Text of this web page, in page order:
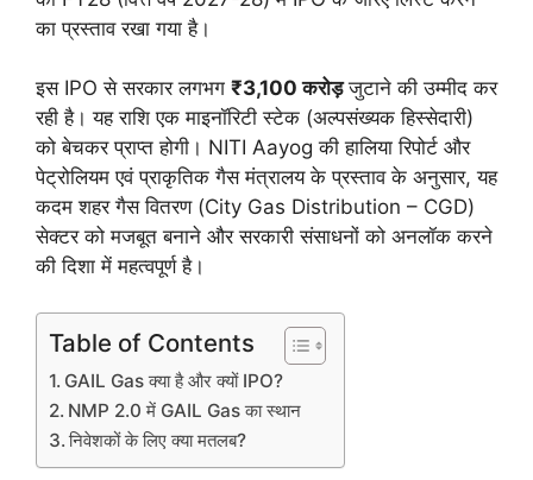
का प्रस्ताव रखा गया है।
इस IPO से सरकार लगभग ₹3,100 करोड़जुटाने की उम्मीद कर
रही है। यह राशि एक माइनॉरिटी स्टेक (अल्पसंख्यक हिस्सेदारी)
को बेचकर प्राप्त होगी। NITI Aayog की हालिया रिपोर्ट और
पेट्रोलियम एवं प्राकृतिक गैस मंत्रालय के प्रस्ताव के अनुसार, यह
कदम शहर गैस वितरण (City Gas Distribution – CGD)
सेक्टर को मजबूत बनाने और सरकारी संसाधनों को अनलॉक करने
की दिशा में महत्वपूर्ण है।
Table of Contents
GAIL Gas क्या है और क्यों IPO?
NMP 2.0 में GAIL Gas का स्थान
निवेशकों के लिए क्या मतलब?